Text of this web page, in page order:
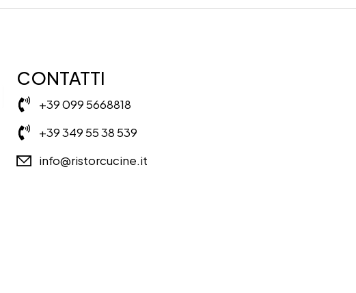
CONTATTI
+39 099 5668818
+39 349 55 38 539
info@ristorcucine.it